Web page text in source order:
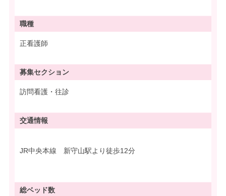
職種
正看護師
募集セクション
訪問看護・往診
交通情報
JR中央本線 新守山駅より徒歩12分
総ベッド数